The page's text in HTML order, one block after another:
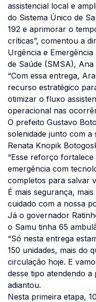
assistencial local e
do Sistema Único de
192 e aprimorar o
críticas”, comentou a
Urgência e
de Saúde (SMSA), Ana
“Com essa entrega,
recurso estratégico
otimizar o fluxo
operacional nas
O prefeito Gustavo
solenidade junto com a
Renata Knopik
“Esse reforço
emergência com
completos para salvar
É mais segurança,
cuidado com a nossa
Já o governador
o Samu tinha 65
“Só nesta entrega
150 unidades, mais do
circulação hoje. E
desse tipo atendendo a
adiantou.
Nesta primeira etapa,